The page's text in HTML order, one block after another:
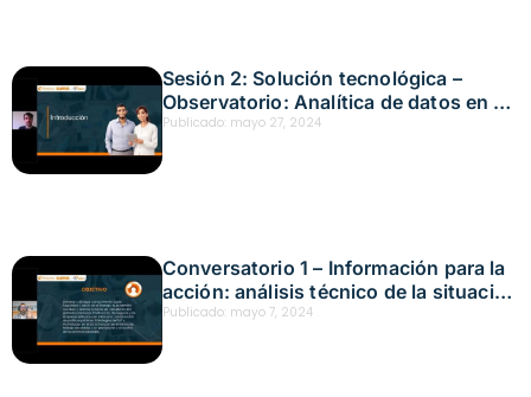
Sesión 2: Solución tecnológica –
Observatorio: Analítica de datos en el
observatorio Fecha: mayo 27, 2024
Publicado: mayo 27, 2024
Conversatorio 1 – Información para la
acción: análisis técnico de la situación
actual en el país y sus impactos ante
la prevención de los riesgos laborales
Publicado: mayo 7, 2024